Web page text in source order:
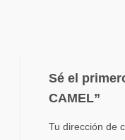
Sé el
CAMEL”
Tu dirección de